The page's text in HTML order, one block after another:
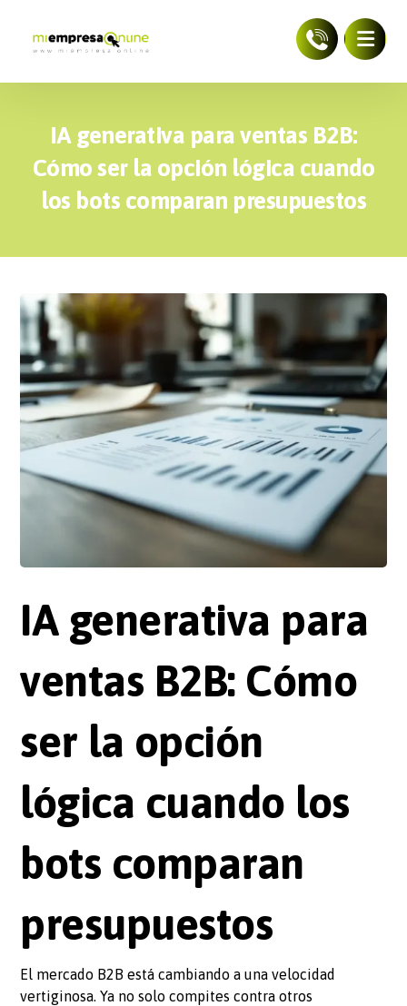
IA generativa para ventas B2B:
Cómo ser la opción lógica cuando
los bots comparan presupuestos
IA generativa para
ventas B2B: Cómo
ser la opción
lógica cuando los
bots comparan
presupuestos
El mercado B2B está cambiando a una velocidad
vertiginosa. Ya no solo compites contra otros